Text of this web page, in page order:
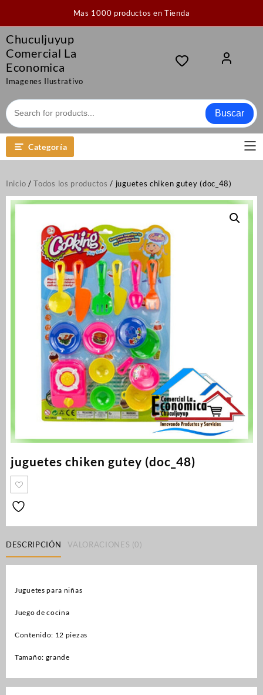
contenido
Mas 1000 productos en Tienda
Chuculjuyup
Comercial La
Economica
Imagenes Ilustrativo
Buscar
Categoría
Inicio /Todos los productos / juguetes chiken gutey (doc_48)
juguetes chiken gutey (doc_48)
DESCRIPCIÓN VALORACIONES (0)
Juguetes para niñas
Juego de cocina
Contenido: 12 piezas
Tamaño: grande